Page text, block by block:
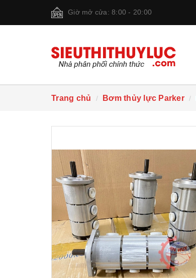
Giờ mở cửa: 8:00 - 20:00
Trang chủ Bơm thủy lực Parker